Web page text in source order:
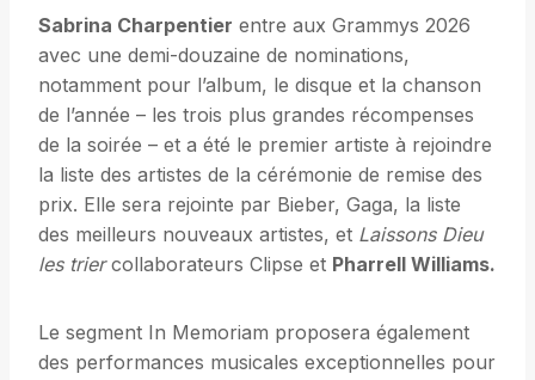
Sabrina Charpentier entre aux Grammys 2026
avec une demi-douzaine de nominations,
notamment pour l’album, le disque et la chanson
de l’année – les trois plus grandes récompenses
de la soirée – et a été le premier artiste à rejoindre
la liste des artistes de la cérémonie de remise des
prix. Elle sera rejointe par Bieber, Gaga, la liste
des meilleurs nouveaux artistes, et Laissons Dieu
les triercollaborateurs Clipse et Pharrell Williams.
Le segment In Memoriam proposera également
des performances musicales exceptionnelles pour